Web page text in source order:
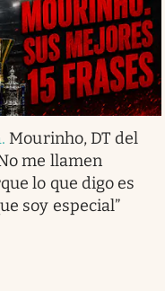
. Mourinho, DT del
me llamen
lo que digo es
soy especial”